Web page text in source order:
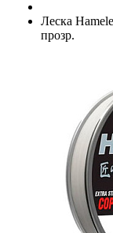
Леска
прозр.